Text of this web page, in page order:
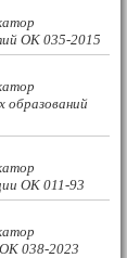
ОК 035-2015
образований
ОК 011-93
038-2023